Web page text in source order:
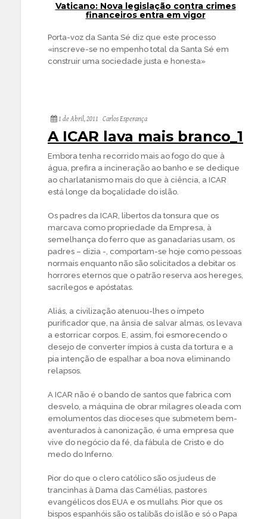
Vaticano: Nova legislação contra crimes
financeiros entra em vigor
Porta-voz da Santa Sé diz que este processo
«inscreve-se no empenho total da Santa Sé em
construir uma sociedade justa e honesta»
1 de Abril, 2011 Carlos Esperança
A ICAR lava mais branco_1
Embora tenha recorrido mais ao fogo do que à
água, prefira a incineração ao banho e se dedique
ao charlatanismo mais do que à ciência, a ICAR
está longe da boçalidade do islão.
Os padres da ICAR, libertos da tonsura que os
marcava como propriedade da Empresa, à
semelhança do ferro que as ganadarias usam, os
padres – dizia -, comportam-se hoje como pessoas
normais enquanto não são solicitados a debitar os
horrores eternos que o patrão reserva aos hereges,
sacrílegos e apóstatas.
Aliás, a civilização atenuou-lhes o ímpeto
purificador que, na ânsia de salvar almas, os levava
a estorricar corpos. E, assim, foi esmorecendo o
desejo de converter ímpios à custa da tortura e a
pia intenção de espalhar a boa nova eliminando
relapsos.
A ICAR não é o bando de santos que fabrica com
desvelo, a máquina de obrar milagres oleada com
emolumentos das dioceses que submetem bem-
aventurados à canonização, é uma empresa que
vive do negócio da fé, da fábula de Cristo e do
medo do Inferno.
Pior do que o clero católico são os judeus de
trancinhas à Dama das Camélias, pastores
evangélicos dos EUA e os mullahs. Pior que os
bispos espanhóis são os talibãs do islão e só o Papa